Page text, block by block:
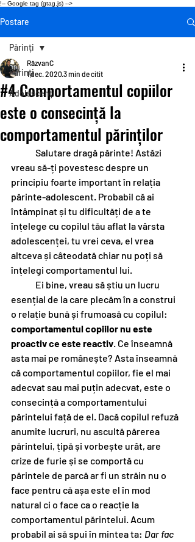
!-- Google tag (gtag.js) -->
Postare
Părinți
Adolescenți
Părinți
#4 Comportamentul copiilor
este o consecință la
comportamentul părinților
RăzvanC
1 dec. 2020 3 min de citit
vreau să-ți povestesc despre un
principiu foarte important în relația
părinte-adolescent. Probabil că ai
întâmpinat și tu dificultăți de a te
înțelege cu copilul tău aflat la vârsta
adolescenței, tu vrei ceva, el vrea
altceva și câteodată chiar nu poți să
înțelegi comportamentul lui.
esențial de la care plecăm în a construi
o relație bună și frumoasă cu copilul:
comportamentul copiilor nu este
proactiv ce este reactiv. Ce înseamnă
asta mai pe românește? Asta înseamnă
că comportamentul copiilor, fie el mai
adecvat sau mai puțin adecvat, este o
consecință a comportamentului
părintelui față de el. Dacă copilul refuză
anumite lucruri, nu ascultă părerea
părintelui, țipă și vorbește urât, are
crize de furie și se comportă cu
părintele de parcă ar fi un străin nu o
face pentru că așa este el în mod
natural ci o face ca o reacție la
comportamentul părintelui. Acum
probabil ai să spui în mintea ta: Dar fac